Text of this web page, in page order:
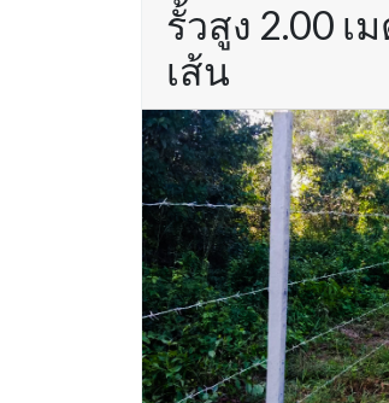
รั้วสูง 2.00 เ
เส้น